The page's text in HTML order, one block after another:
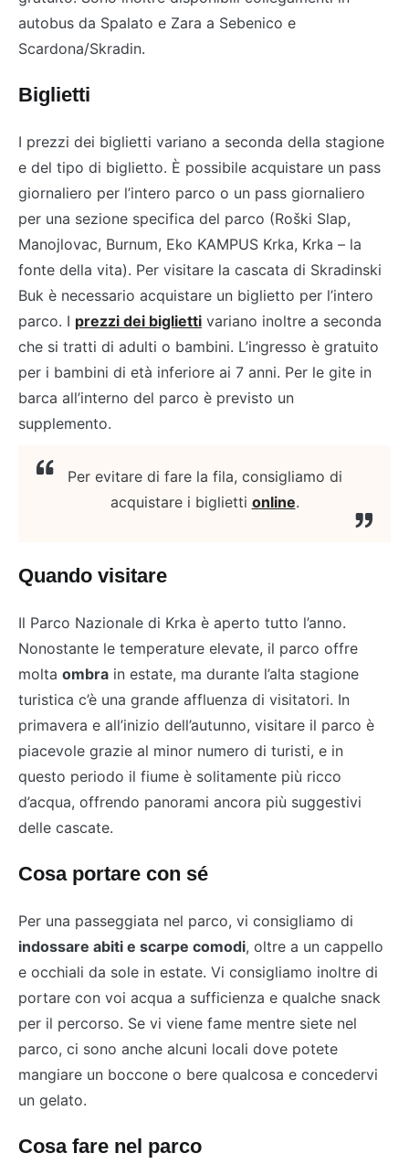
autobus da Spalato e Zara a Sebenico e
Scardona/Skradin.
Biglietti
I prezzi dei biglietti variano a seconda della stagione
e del tipo di biglietto. È possibile acquistare un pass
giornaliero per l’intero parco o un pass giornaliero
per una sezione specifica del parco (Roški Slap,
Manojlovac, Burnum, Eko KAMPUS Krka, Krka – la
fonte della vita). Per visitare la cascata di Skradinski
Buk è necessario acquistare un biglietto per l’intero
parco. I prezzi dei biglietti variano inoltre a seconda
che si tratti di adulti o bambini. L’ingresso è gratuito
per i bambini di età inferiore ai 7 anni. Per le gite in
barca all’interno del parco è previsto un
supplemento.
Per evitare di fare la fila, consigliamo di
acquistare i biglietti online.
Quando visitare
Il Parco Nazionale di Krka è aperto tutto l’anno.
Nonostante le temperature elevate, il parco offre
molta ombra in estate, ma durante l’alta stagione
turistica c’è una grande affluenza di visitatori. In
primavera e all’inizio dell’autunno, visitare il parco è
piacevole grazie al minor numero di turisti, e in
questo periodo il fiume è solitamente più ricco
d’acqua, offrendo panorami ancora più suggestivi
delle cascate.
Cosa portare con sé
Per una passeggiata nel parco, vi consigliamo di
indossare abiti e scarpe comodi, oltre a un cappello
e occhiali da sole in estate. Vi consigliamo inoltre di
portare con voi acqua a sufficienza e qualche snack
per il percorso. Se vi viene fame mentre siete nel
parco, ci sono anche alcuni locali dove potete
mangiare un boccone o bere qualcosa e concedervi
un gelato.
Cosa fare nel parco